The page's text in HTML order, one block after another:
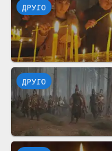
ДРУГО
ДРУГО